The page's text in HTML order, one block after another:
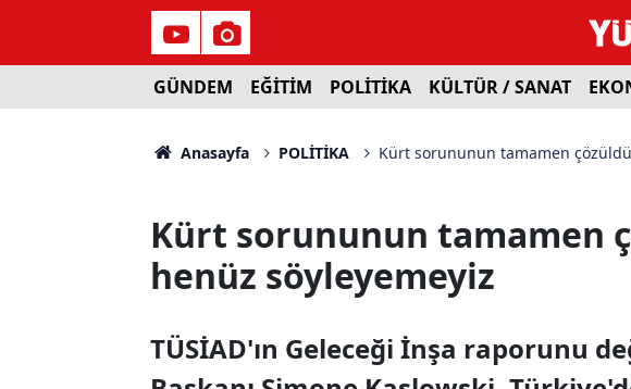
GÜNDEM EĞİTİM POLİTİKA KÜLTÜR / SANAT
Anasayfa POLİTİKA Kürt sorununun tamamen
Kürt sorununun tamamen
henüz söyleyemeyiz
TÜSİAD'ın Geleceği İnşa raporunu